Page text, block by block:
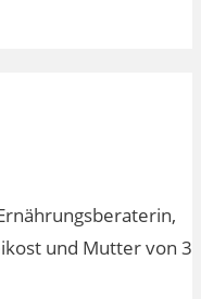
und Mutter von 3